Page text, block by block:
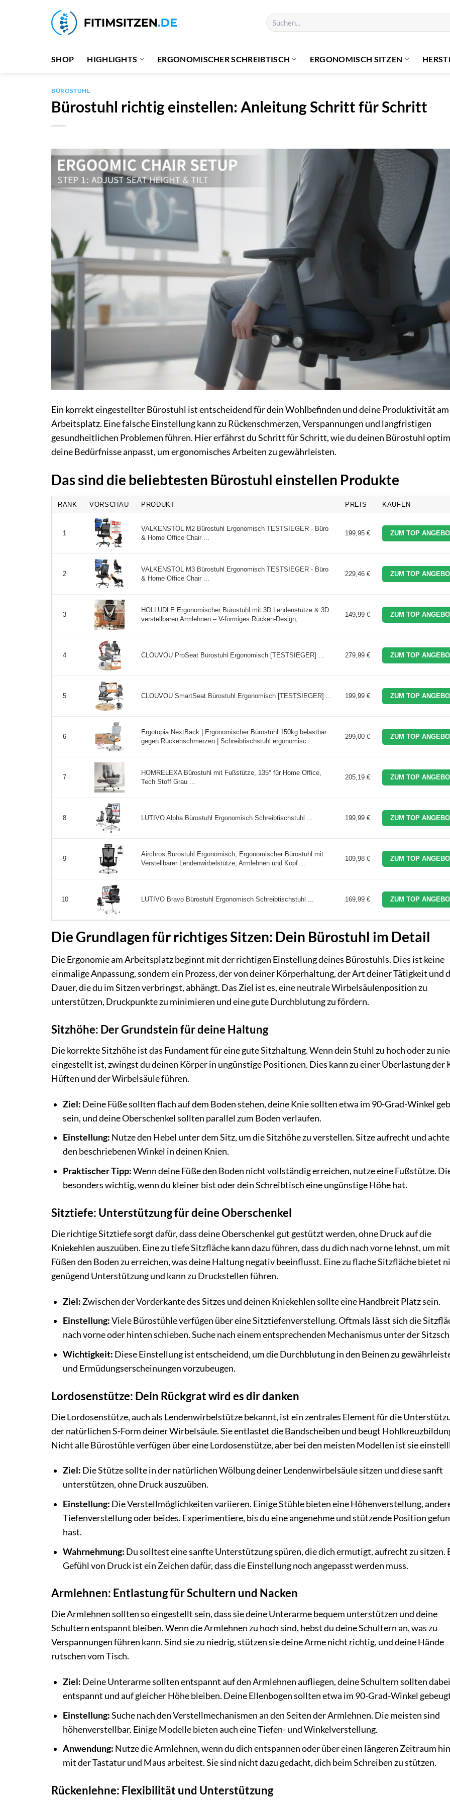
Suchen
nach:
SHOP HIGHLIGHTS ERGONOMISCHER SCHREIBTISCH ERGONOMISCH SITZEN
BÜROSTUHL
Bürostuhl richtig einstellen: Anleitung Schritt für Schritt
Ein korrekt eingestellter Bürostuhl ist entscheidend für dein Wohlbefinden und deine Produktivität am
Arbeitsplatz. Eine falsche Einstellung kann zu Rückenschmerzen, Verspannungen und langfristigen
gesundheitlichen Problemen führen. Hier erfährst du Schritt für Schritt, wie du deinen Bürostuhl
deine Bedürfnisse anpasst, um ergonomisches Arbeiten zu gewährleisten.
Das sind die beliebtesten Bürostuhl einstellen Produkte
RANK VORSCHAU PRODUKT PREIS KAUFEN
1
VALKENSTOL M2 Bürostuhl Ergonomisch TESTSIEGER - Büro
& Home Office Chair ...
199,95 € ZUM TOP
2
VALKENSTOL M3 Bürostuhl Ergonomisch TESTSIEGER - Büro
& Home Office Chair ...
229,46 € ZUM TOP
3
HOLLUDLE Ergonomischer Bürostuhl mit 3D Lendenstütze & 3D
verstellbaren Armlehnen – V-förmiges Rücken-Design, ...
149,99 € ZUM TOP
4 CLOUVOU ProSeat Bürostuhl Ergonomisch [TESTSIEGER] ... 279,99 € ZUM TOP
5 CLOUVOU SmartSeat Bürostuhl Ergonomisch [TESTSIEGER] ... 199,99 € ZUM TOP
6
Ergotopia NextBack | Ergonomischer Bürostuhl 150kg belastbar
gegen Rückenschmerzen | Schreibtischstuhl ergonomisc ...
299,00 € ZUM TOP
7
HOMRELEXA Bürostuhl mit Fußstütze, 135° für Home Office,
Tech Stoff Grau ...
205,19 € ZUM TOP
8 LUTIVO Alpha Bürostuhl Ergonomisch Schreibtischstuhl ... 199,99 € ZUM TOP
9
Airchros Bürostuhl Ergonomisch, Ergonomischer Bürostuhl mit
Verstellbarer Lendenwirbelstütze, Armlehnen und Kopf ...
109,98 € ZUM TOP
10 LUTIVO Bravo Bürostuhl Ergonomisch Schreibtischstuhl ... 169,99 € ZUM TOP
Die Grundlagen für richtiges Sitzen: Dein Bürostuhl im Detail
Die Ergonomie am Arbeitsplatz beginnt mit der richtigen Einstellung deines Bürostuhls. Dies ist keine
einmalige Anpassung, sondern ein Prozess, der von deiner Körperhaltung, der Art deiner Tätigkeit und
Dauer, die du im Sitzen verbringst, abhängt. Das Ziel ist es, eine neutrale Wirbelsäulenposition zu
unterstützen, Druckpunkte zu minimieren und eine gute Durchblutung zu fördern.
Sitzhöhe: Der Grundstein für deine Haltung
Die korrekte Sitzhöhe ist das Fundament für eine gute Sitzhaltung. Wenn dein Stuhl zu hoch oder zu
eingestellt ist, zwingst du deinen Körper in ungünstige Positionen. Dies kann zu einer Überlastung der
Hüften und der Wirbelsäule führen.
Ziel: Deine Füße sollten flach auf dem Boden stehen, deine Knie sollten etwa im 90-Grad-Winkel
sein, und deine Oberschenkel sollten parallel zum Boden verlaufen.
Einstellung: Nutze den Hebel unter dem Sitz, um die Sitzhöhe zu verstellen. Sitze aufrecht und
den beschriebenen Winkel in deinen Knien.
Praktischer Tipp:Wenn deine Füße den Boden nicht vollständig erreichen, nutze eine Fußstütze.
besonders wichtig, wenn du kleiner bist oder dein Schreibtisch eine ungünstige Höhe hat.
Sitztiefe: Unterstützung für deine Oberschenkel
Die richtige Sitztiefe sorgt dafür, dass deine Oberschenkel gut gestützt werden, ohne Druck auf die
Kniekehlen auszuüben. Eine zu tiefe Sitzfläche kann dazu führen, dass du dich nach vorne lehnst, um
Füßen den Boden zu erreichen, was deine Haltung negativ beeinflusst. Eine zu flache Sitzfläche bietet
genügend Unterstützung und kann zu Druckstellen führen.
Ziel: Zwischen der Vorderkante des Sitzes und deinen Kniekehlen sollte eine Handbreit Platz sein.
Einstellung:Viele Bürostühle verfügen über eine Sitztiefenverstellung. Oftmals lässt sich die
nach vorne oder hinten schieben. Suche nach einem entsprechenden Mechanismus unter der
Wichtigkeit: Diese Einstellung ist entscheidend, um die Durchblutung in den Beinen zu
und Ermüdungserscheinungen vorzubeugen.
Lordosenstütze: Dein Rückgrat wird es dir danken
Die Lordosenstütze, auch als Lendenwirbelstütze bekannt, ist ein zentrales Element für die
der natürlichen S-Form deiner Wirbelsäule. Sie entlastet die Bandscheiben und beugt
Nicht alle Bürostühle verfügen über eine Lordosenstütze, aber bei den meisten Modellen ist sie
Ziel: Die Stütze sollte in der natürlichen Wölbung deiner Lendenwirbelsäule sitzen und diese sanft
unterstützen, ohne Druck auszuüben.
Einstellung: Die Verstellmöglichkeiten variieren. Einige Stühle bieten eine Höhenverstellung,
Tiefenverstellung oder beides. Experimentiere, bis du eine angenehme und stützende Position
hast.
Wahrnehmung: Du solltest eine sanfte Unterstützung spüren, die dich ermutigt, aufrecht zu sitzen.
Gefühl von Druck ist ein Zeichen dafür, dass die Einstellung noch angepasst werden muss.
Armlehnen: Entlastung für Schultern und Nacken
Die Armlehnen sollten so eingestellt sein, dass sie deine Unterarme bequem unterstützen und deine
Schultern entspannt bleiben. Wenn die Armlehnen zu hoch sind, hebst du deine Schultern an, was zu
Verspannungen führen kann. Sind sie zu niedrig, stützen sie deine Arme nicht richtig, und deine Hände
rutschen vom Tisch.
Ziel: Deine Unterarme sollten entspannt auf den Armlehnen aufliegen, deine Schultern sollten dabei
entspannt und auf gleicher Höhe bleiben. Deine Ellenbogen sollten etwa im 90-Grad-Winkel
Einstellung:Suche nach den Verstellmechanismen an den Seiten der Armlehnen. Die meisten sind
höhenverstellbar. Einige Modelle bieten auch eine Tiefen- und Winkelverstellung.
Anwendung: Nutze die Armlehnen, wenn du dich entspannen oder über einen längeren Zeitraum
mit der Tastatur und Maus arbeitest. Sie sind nicht dazu gedacht, dich beim Schreiben zu stützen.
Rückenlehne: Flexibilität und Unterstützung